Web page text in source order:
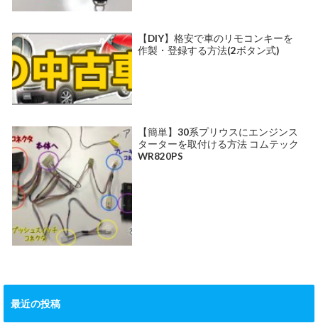
【DIY】格安で車のリモコンキーを
作製・登録する方法(2ボタン式)
【簡単】30系プリウスにエンジンス
ターターを取付ける方法 コムテック
WR820PS
最近の投稿